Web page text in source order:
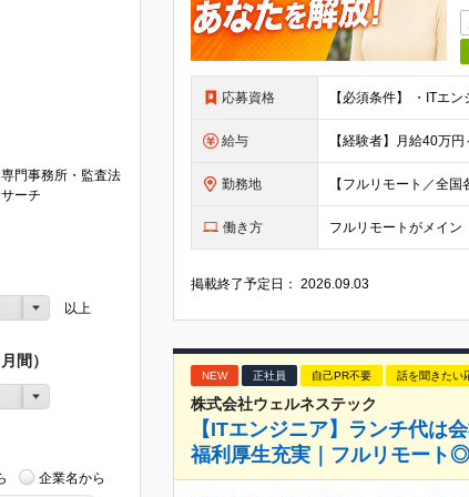
門事務所・監査法
ーチ
以上
間）
企業名から
応募資格
給与
勤務地
働き方 フルリモートがメイン
掲載終了予定日：2026.09.03
NEW 正社員 自己PR不要 話を聞きたい
株式会社ウェルネステック
【ITエンジニア】ランチ代は
福利厚生充実｜フルリモート◎